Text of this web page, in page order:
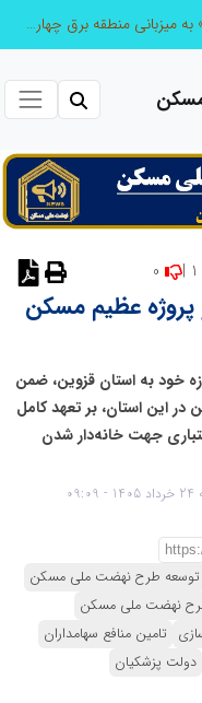
پنجمین مانور سراسری «صد شب، صد بازدید» به میزبانی منطقه برق چهاردانگه
پروژه عظیم مسکن
خود به استان قزوین، ضمن
این استان، بر تعهد کامل
جهت خانه‌دار شدن
توسعه طرح نهضت ملی مسکن
نهضت ملی مسکن
تامین منافع سهامداران
دولت پزشکیان